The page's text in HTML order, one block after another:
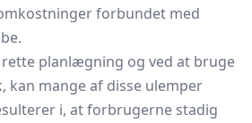
forbundet med
planlægning og ved at bruge
kan mange af disse ulemper
i, at forbrugerne stadig